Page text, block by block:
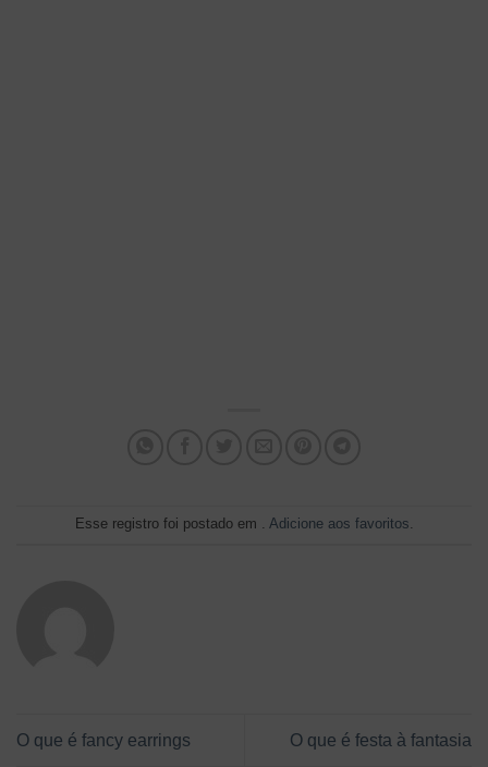
Esse registro foi postado em . Adicione aos favoritos.
O que é fancy earrings O que é festa à fantasia